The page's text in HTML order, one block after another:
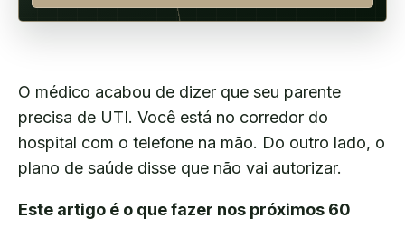
O médico acabou de dizer que seu parente
precisa de UTI. Você está no corredor do
hospital com o telefone na mão. Do outro lado, o
plano de saúde disse que não vai autorizar.
Este artigo é o que fazer nos próximos 60